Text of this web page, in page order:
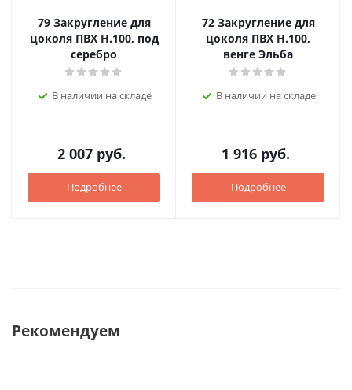
79 Закругление для
цоколя ПВХ Н.100, под
серебро
В наличии на складе
2 007руб.
Подробнее
72 Закругление для
цоколя ПВХ Н.100,
венге Эльба
В наличии на складе
1 916руб.
Подробнее
Рекомендуем